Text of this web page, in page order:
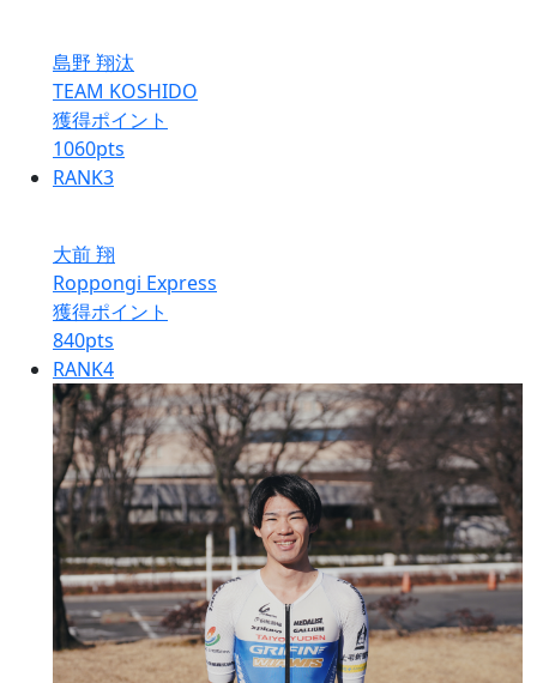
島野 翔汰
TEAM KOSHIDO
獲得ポイント
1060pts
RANK3
大前 翔
Roppongi Express
獲得ポイント
840pts
RANK4